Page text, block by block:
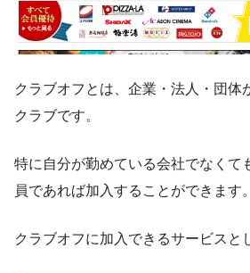
クラブオフとは、企業・法人・団体
クラブです。
特に自分が勤めている会社でなくて
員であれば加入することができます。
クラブオフに加入できるサービスと